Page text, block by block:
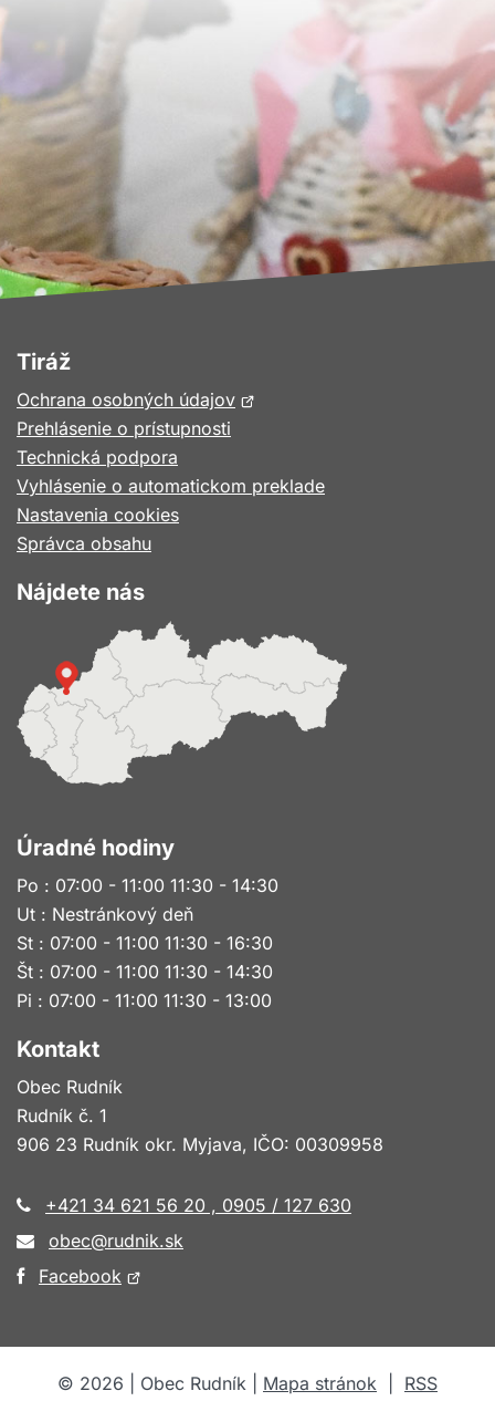
Tiráž
Ochrana osobných údajovOtvorí
novom
Prehlásenie o prístupnosti
Technická podpora
Vyhlásenie o automatickom preklade
Nastavenia cookies
Správca obsahu
Nájdete nás
Úradné hodiny
Po : 07:00 - 11:00 11:30 - 14:30
Ut : Nestránkový deň
St : 07:00 - 11:00 11:30 - 16:30
Št : 07:00 - 11:00 11:30 - 14:30
Pi : 07:00 - 11:00 11:30 - 13:00
Kontakt
Obec Rudník
Rudník č. 1
906 23 Rudník okr. Myjava, IČO: 00309958
+421 34 621 56 20 , 0905 / 127 630
obec@rudnik.sk
Facebook Otvorí
okne
© 2026 | Obec Rudník | Mapa stránok RSS